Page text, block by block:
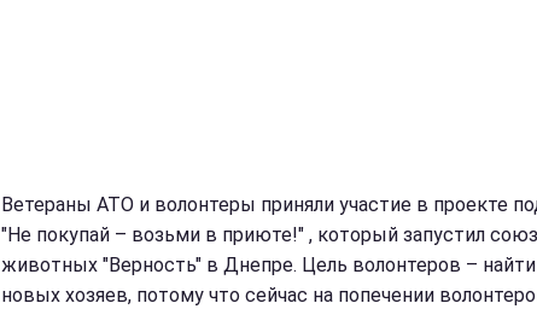
Ветераны АТО и волонтеры приняли участие в проекте
"Не покупай – возьми в приюте!" , который запустил
животных "Верность" в Днепре. Цель волонтеров –
новых хозяев, потому что сейчас на попечении